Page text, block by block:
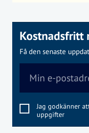
Kostnadsfritt
Få den senaste
Jag godkänner
uppgifter